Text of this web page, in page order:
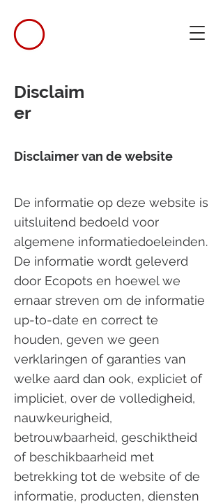
Disclaim
er
Disclaimer van de website
De informatie op deze website is
uitsluitend bedoeld voor
algemene informatiedoeleinden.
De informatie wordt geleverd
door Ecopots en hoewel we
ernaar streven om de informatie
up-to-date en correct te
houden, geven we geen
verklaringen of garanties van
welke aard dan ook, expliciet of
impliciet, over de volledigheid,
nauwkeurigheid,
betrouwbaarheid, geschiktheid
of beschikbaarheid met
betrekking tot de website of de
informatie, producten, diensten